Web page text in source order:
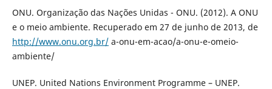
ONU. Organização das Nações Unidas - ONU. (2012). A ONU
e o meio ambiente. Recuperado em 27 de junho de 2013, de
http://www.onu.org.br/a-onu-em-acao/a-onu-e-omeio-
ambiente/
UNEP. United Nations Environment Programme – UNEP.